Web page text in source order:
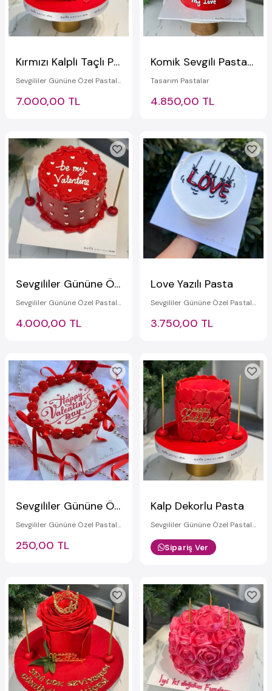
Kırmızı Kalpli Taçlı Pasta
Sevgililer Gününe Özel Pastalar
7.000,00 TL
Komik Sevgili Pastası (Kırmızı)
Tasarım Pastalar
4.850,00 TL
Sevgililer Gününe Özel Pasta
Sevgililer Gününe Özel Pastalar
4.000,00 TL
Love Yazılı Pasta
Sevgililer Gününe Özel Pastalar
3.750,00 TL
Sevgililer Gününe Özel Sürprizli Yanan Pasta
Sevgililer Gününe Özel Pastalar
250,00 TL
Kalp Dekorlu Pasta
Sevgililer Gününe Özel Pastalar
Sipariş Ver